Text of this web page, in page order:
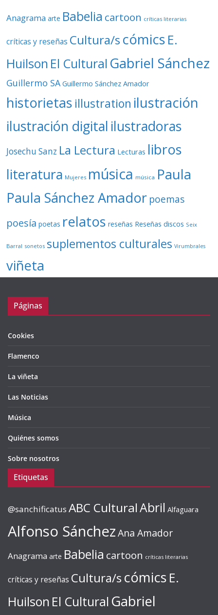
Anagrama arte Babelia cartoon críticas literarias
críticas y reseñas Cultura/s cómics E.
Huilson El Cultural Gabriel Sánchez
Guillermo SA Guillermo Sánchez Amador
historietas illustration ilustración
ilustración digital ilustradoras
Josechu Sanz La Lectura Lecturas libros
literatura Mujeres música música Paula
Paula Sánchez Amador poemas
poesía poetas relatos reseñas Reseñas discos Seix
Barral sonetos suplementos culturales Virumbrales
viñeta
Páginas
Cookies
Flamenco
La viñeta
Las Noticias
Música
Quiénes somos
Sobre nosotros
Etiquetas
@sanchificatus ABC CulturalAbril Alfaguara
Alfonso SánchezAna Amador
Anagrama arte Babelia cartoon críticas literarias
críticas y reseñas Cultura/s cómics E.
Huilson El Cultural Gabriel